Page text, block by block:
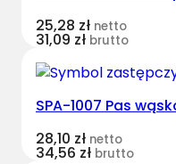
25,28 zł netto
31,09 zł brutto
SPA-1007 Pas
28,10 zł netto
34,56 zł brutto